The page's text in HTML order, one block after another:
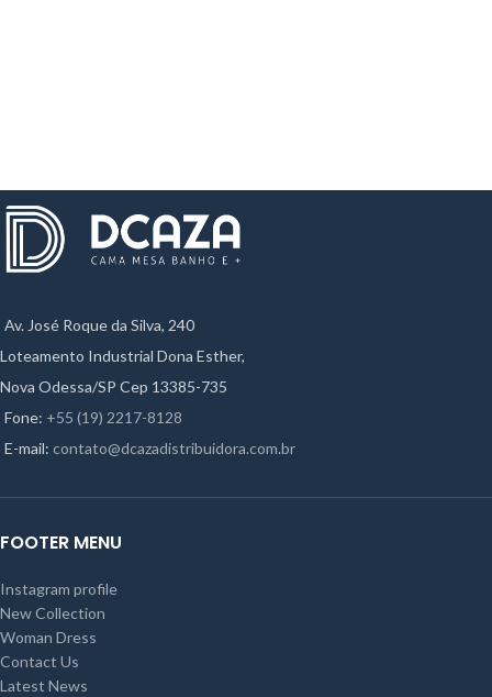
Av. José Roque da Silva, 240
Loteamento Industrial Dona Esther,
Nova Odessa/SP Cep 13385-735
Fone: +55 (19) 2217-8128
E-mail: contato@dcazadistribuidora.com.br
FOOTER MENU
Instagram profile
New Collection
Woman Dress
Contact Us
Latest News